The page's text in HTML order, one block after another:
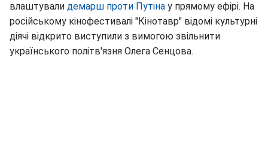
влаштували демарш проти Путіна у прямому ефірі. На
російському кінофестивалі "Кінотавр" відомі культурні
діячі відкрито виступили з вимогою звільнити
українського політв'язня Олега Сенцова.